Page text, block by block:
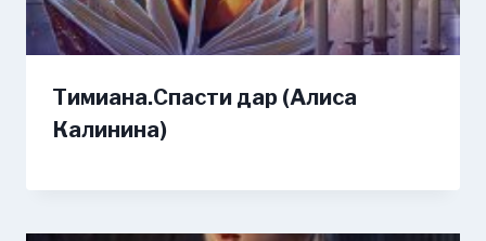
Тимиана.Спасти дар (Алиса
Калинина)